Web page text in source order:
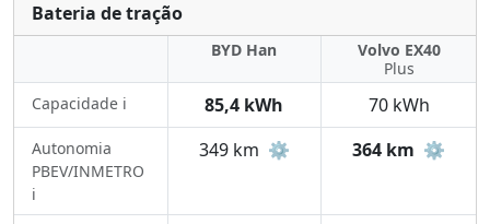
Bateria de tração
BYD Han
Volvo EX40
Plus
Capacidade ℹ️
85,4 kWh 70 kWh
Autonomia
PBEV/INMETRO
ℹ️
349 km ⚙️ 364 km ⚙️